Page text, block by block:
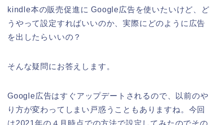
kindle本の販売促進に Google広告を使いたいけど、ど
うやって設定すればいいのか、実際にどのように広告
を出したらいいの？
そんな疑問にお答えします。
Google広告はすぐアップデートされるので、以前のや
り方が変わってしまい戸惑うこともありますね。今回